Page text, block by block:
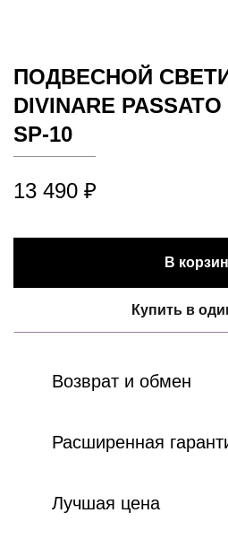
ПОДВЕСНОЙ
DIVINARE PASSATO
SP-10
13 490 ₽
В
Купить в
Возврат и обмен
Расширенная
Лучшая цена